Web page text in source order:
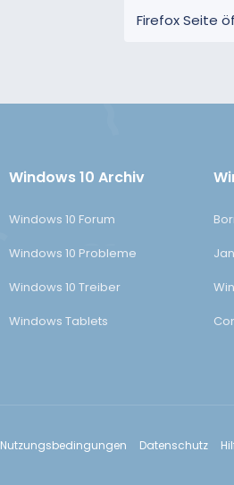
Firefox Seite
Windows 10 Archiv
Windows 10 Forum
Windows 10 Probleme
Windows 10 Treiber
Windows Tablets
Nutzungsbedingungen Datenschutz